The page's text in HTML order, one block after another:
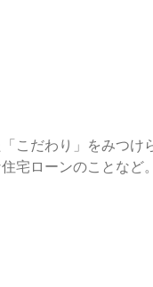
こだわり」をみつけ
宅ローンのことなど